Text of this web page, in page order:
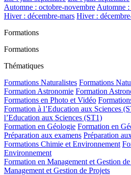
Automne : octobre-novembre Automne
Hiver : décembre-mars Hiver :
Formations
Formations
Thématiques
Formations Naturalistes Formations
Formation Astronomie Formation
Formations en Photo et Vidéo
Formation à l’Education aux Sciences
l’Education aux Sciences (ST1)
Formation en Géologie Formation en
Préparation aux examens Préparation
Formations Chimie et Environnement
Environnement
Formation en Management et Gestion
Management et Gestion de Projets